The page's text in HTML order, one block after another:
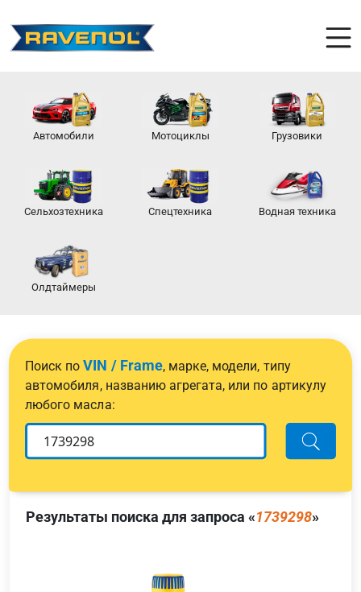
Автомобили Мотоциклы Грузовики
Сельхозтехника Спецтехника Водная техника
Олдтаймеры
Поиск поVIN / Frame, марке, модели, типу
автомобиля, названию агрегата, или по артикулу
любого масла:
Результаты поиска для запроса «1739298»